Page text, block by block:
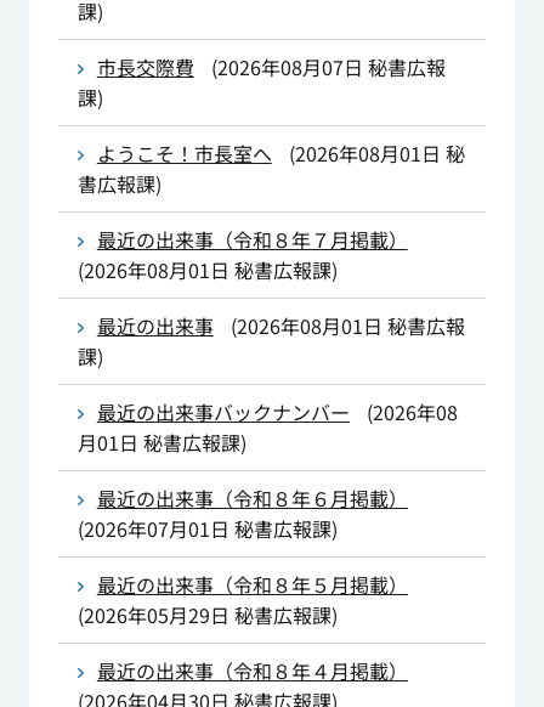
課)
市長交際費
(2026年08月07日 秘書広報
課)
ようこそ！市長室へ
(2026年08月01日 秘
書広報課)
最近の出来事（令和８年７月掲載）
(2026年08月01日 秘書広報課)
最近の出来事
(2026年08月01日 秘書広報
課)
最近の出来事バックナンバー
(2026年08
月01日 秘書広報課)
最近の出来事（令和８年６月掲載）
(2026年07月01日 秘書広報課)
最近の出来事（令和８年５月掲載）
(2026年05月29日 秘書広報課)
最近の出来事（令和８年４月掲載）